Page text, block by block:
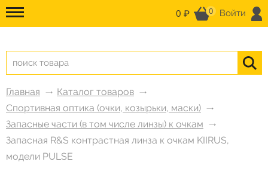
0 ₽ 0 Войти
Главная
Каталог товаров
Спортивная оптика (очки, козырьки, маски)
Запасные части (в том числе линзы) к очкам
Запасная R&S контрастная линза к очкам KIIRUS,
модели PULSE